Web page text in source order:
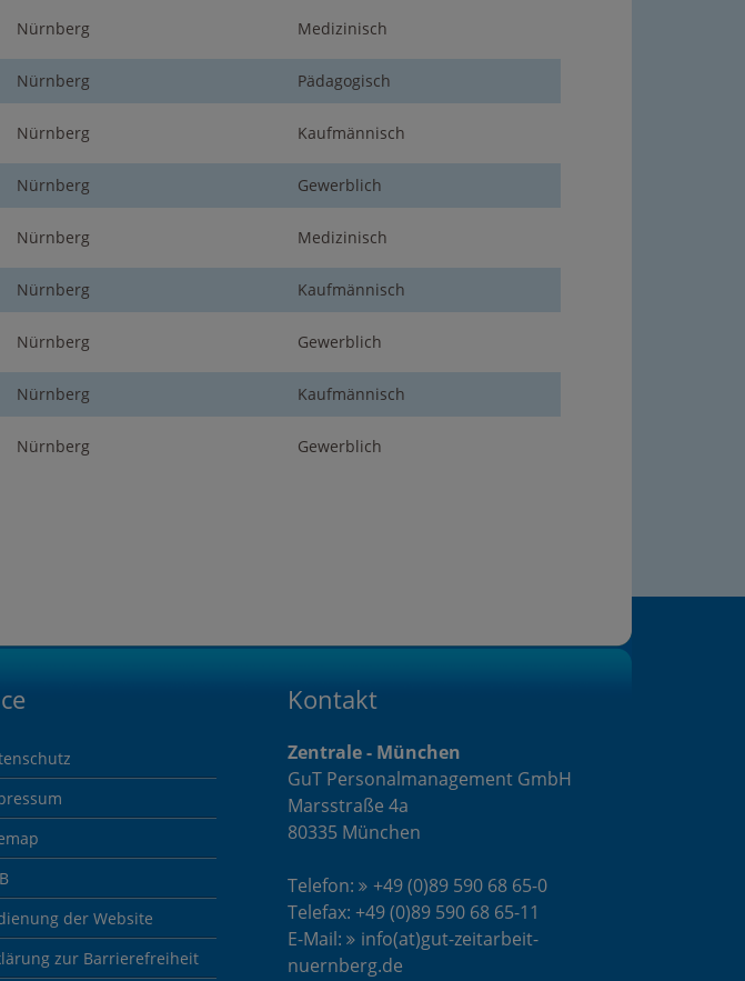
Nürnberg Medizinisch
Nürnberg Pädagogisch
Nürnberg Kaufmännisch
Nürnberg Gewerblich
Nürnberg Medizinisch
Nürnberg Kaufmännisch
Nürnberg Gewerblich
Nürnberg Kaufmännisch
Nürnberg Gewerblich
der Website
zur Barrierefreiheit
Kontakt
Zentrale - München
GuT Personalmanagement GmbH
Marsstraße 4a
80335 München
Telefon:
+49 (0)89 590 68 65-0
Telefax: +49 (0)89 590 68 65-11
E-Mail:
info(at)gut-zeitarbeit-
nuernberg.de